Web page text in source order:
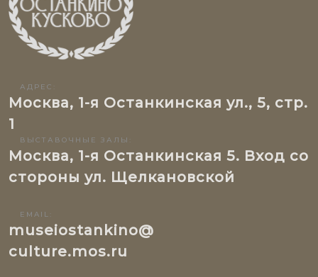
АДРЕС:
Москва, 1-я Останкинская ул., 5, стр.
1
ВЫСТАВОЧНЫЕ ЗАЛЫ:
Москва, 1-я Останкинская 5. Вход со
стороны ул. Щелкановской
EMAIL:
museiostankino@
culture.mos.ru